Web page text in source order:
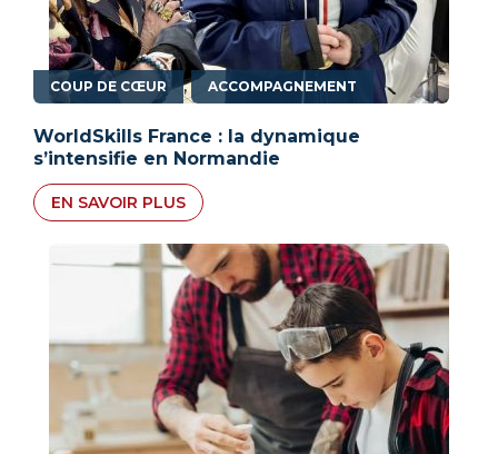
COUP DE CŒUR , ACCOMPAGNEMENT
WorldSkills France : la dynamique
s’intensifie en Normandie
EN SAVOIR PLUS